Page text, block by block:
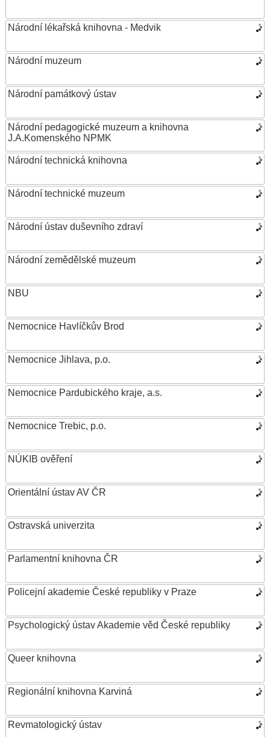
Národní lékařská knihovna - Medvik
Národní muzeum
Národní památkový ústav
Národní pedagogické muzeum a knihovna
J.A.Komenského NPMK
Národní technická knihovna
Národní technické muzeum
Národní ústav duševního zdraví
Národní zemědělské muzeum
NBU
Nemocnice Havlíčkův Brod
Nemocnice Jihlava, p.o.
Nemocnice Pardubického kraje, a.s.
Nemocnice Trebic, p.o.
NÚKIB ověření
Orientální ústav AV ČR
Ostravská univerzita
Parlamentní knihovna ČR
Policejní akademie České republiky v Praze
Psychologický ústav Akademie věd České republiky
Queer knihovna
Regionální knihovna Karviná
Revmatologický ústav